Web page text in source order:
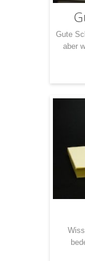
Gute
aber
Kleine
andere